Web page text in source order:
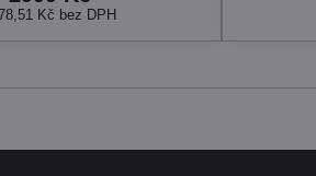
Kč bez DPH